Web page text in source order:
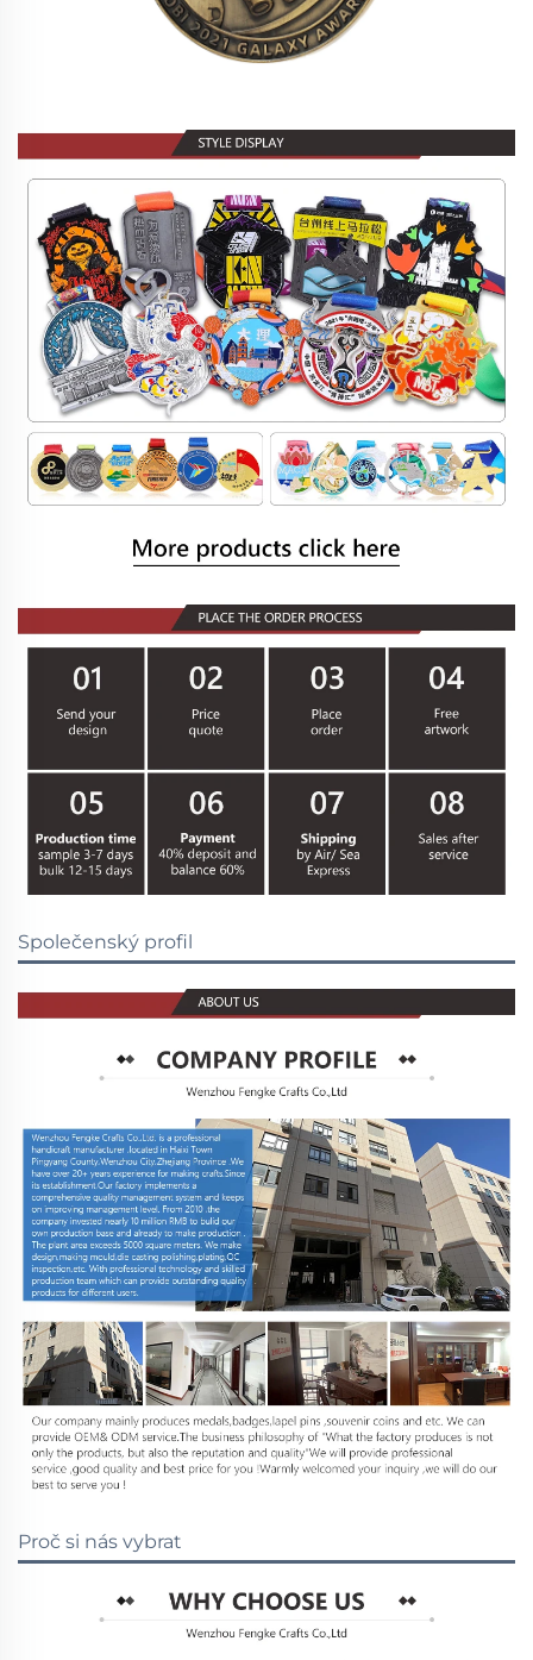
Společenský profil
Proč si nás vybrat